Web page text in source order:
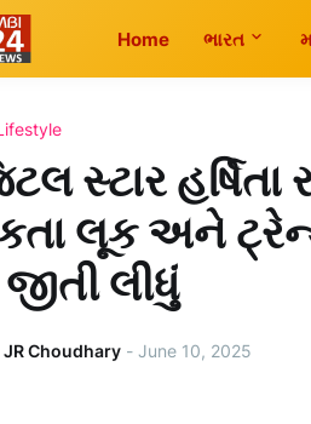
Home ભારત
સ્ટાર
લૂક અને
લીધું
JR Choudhary - June 10, 2025